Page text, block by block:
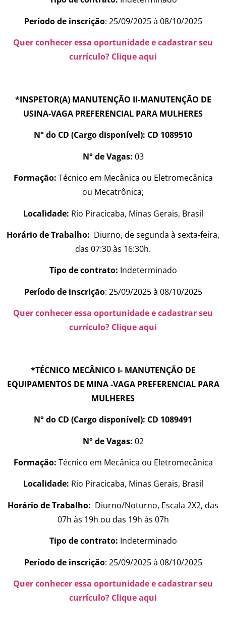
Período de inscrição: 25/09/2025 à 08/10/2025
Quer conhecer essa oportunidade e cadastrar seu
currículo? Clique aqui
*INSPETOR(A) MANUTENÇÃO II-MANUTENÇÃO DE
USINA-VAGA PREFERENCIAL PARA MULHERES
N° do CD (Cargo disponível): CD 1089510
N° de Vagas: 03
Formação: Técnico em Mecânica ou Eletromecânica
ou Mecatrônica;
Localidade: Rio Piracicaba, Minas Gerais, Brasil
Horário de Trabalho: Diurno, de segunda à sexta-feira,
das 07:30 às 16:30h.
Tipo de contrato: Indeterminado
Período de inscrição: 25/09/2025 à 08/10/2025
Quer conhecer essa oportunidade e cadastrar seu
currículo? Clique aqui
*TÉCNICO MECÂNICO I- MANUTENÇÃO DE
EQUIPAMENTOS DE MINA -VAGA PREFERENCIAL PARA
MULHERES
N° do CD (Cargo disponível): CD 1089491
N° de Vagas: 02
Formação: Técnico em Mecânica ou Eletromecânica
Localidade: Rio Piracicaba, Minas Gerais, Brasil
Horário de Trabalho: Diurno/Noturno, Escala 2X2, das
07h às 19h ou das 19h às 07h
Tipo de contrato: Indeterminado
Período de inscrição: 25/09/2025 à 08/10/2025
Quer conhecer essa oportunidade e cadastrar seu
currículo? Clique aqui